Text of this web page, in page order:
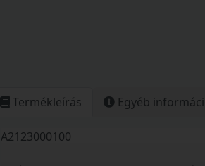
Termékleírás Egyéb
A2123000100